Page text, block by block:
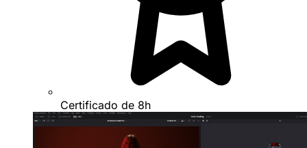
Certificado de 8h